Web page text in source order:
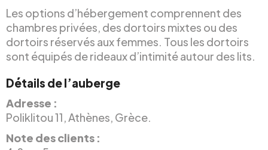
Les options d’hébergement comprennent des
chambres privées, des dortoirs mixtes ou des
dortoirs réservés aux femmes. Tous les dortoirs
sont équipés de rideaux d’intimité autour des lits.
Détails de l’auberge
Adresse :
Poliklitou 11, Athènes, Grèce.
Note des clients :